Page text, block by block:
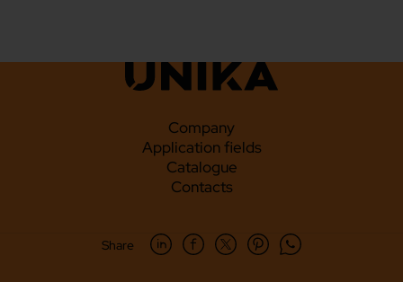
Company
Application fields
Catalogue
Contacts
Share